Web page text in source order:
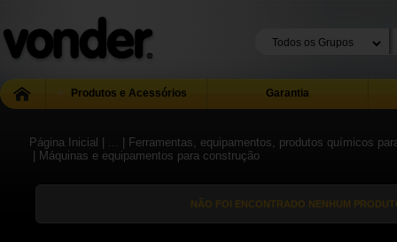
Produtos e Acessórios Garantia
Página Inicial | ...
| Ferramentas, equipamentos, produtos químicos
| Máquinas e equipamentos para construção
NÃO FOI ENCONTRADO NENHUM